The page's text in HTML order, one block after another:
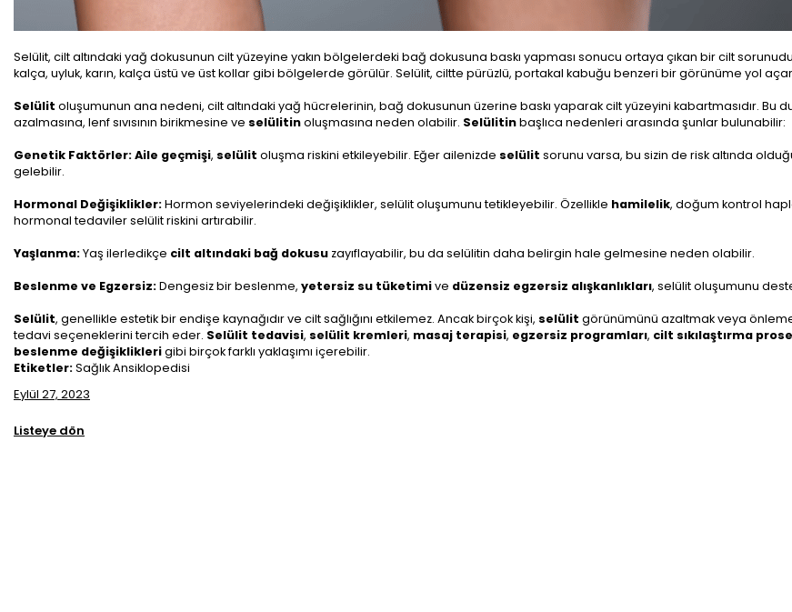
Selülit, cilt altındaki yağ dokusunun cilt yüzeyine yakın bölgelerdeki bağ dokusuna baskı yapması sonucu ortaya çıkan bir cilt
kalça, uyluk, karın, kalça üstü ve üst kollar gibi bölgelerde görülür. Selülit, ciltte pürüzlü, portakal kabuğu benzeri bir görünüme yol
Selülit oluşumunun ana nedeni, cilt altındaki yağ hücrelerinin, bağ dokusunun üzerine baskı yaparak cilt yüzeyini kabartmasıdır. Bu
azalmasına, lenf sıvısının birikmesine ve selülitinoluşmasına neden olabilir. Selülitinbaşlıca nedenleri arasında şunlar bulunabilir:
Genetik Faktörler:Aile geçmişi, selülit oluşma riskini etkileyebilir. Eğer ailenizde selülit sorunu varsa, bu sizin de risk altında
gelebilir.
Hormonal Değişiklikler:Hormon seviyelerindeki değişiklikler, selülit oluşumunu tetikleyebilir. Özellikle hamilelik, doğum kontrol
hormonal tedaviler selülit riskini artırabilir.
Yaşlanma:Yaş ilerledikçe cilt altındaki bağ dokusu zayıflayabilir, bu da selülitin daha belirgin hale gelmesine neden olabilir.
Beslenme ve Egzersiz:Dengesiz bir beslenme, yetersiz su tüketimive düzensiz egzersiz alışkanlıkları, selülit oluşumunu
Selülit, genellikle estetik bir endişe kaynağıdır ve cilt sağlığını etkilemez. Ancak birçok kişi, selülit görünümünü azaltmak veya
tedavi seçeneklerini tercih eder. Selülit tedavisi, selülit kremleri, masaj terapisi, egzersiz programları, cilt sıkılaştırma
beslenme değişikliklerigibi birçok farklı yaklaşımı içerebilir.
Etiketler:Sağlık Ansiklopedisi
Eylül 27, 2023
Listeye dön